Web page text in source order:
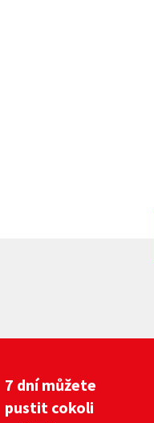
7 dní můžete
pustit cokoli